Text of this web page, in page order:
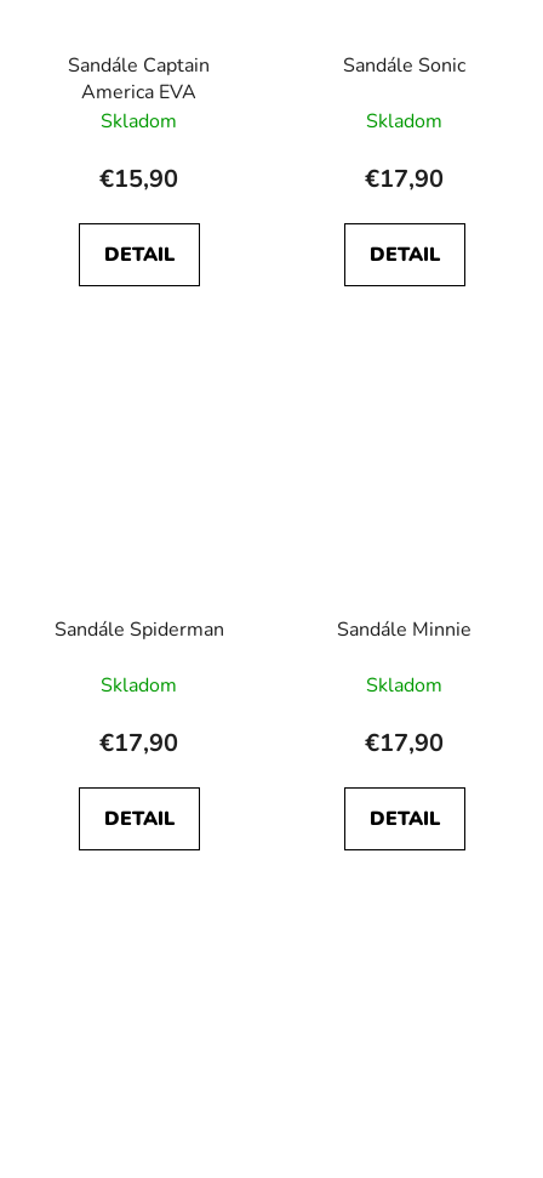
Sandále Captain
America EVA
Skladom
€15,90
DETAIL
Sandále Sonic
Skladom
€17,90
DETAIL
Sandále Spiderman
Skladom
€17,90
DETAIL
Sandále Minnie
Skladom
€17,90
DETAIL